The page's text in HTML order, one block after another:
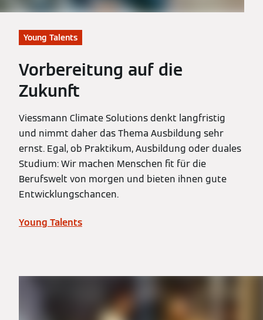
Young Talents
Vorbereitung auf die
Zukunft
Viessmann Climate Solutions denkt langfristig
und nimmt daher das Thema Ausbildung sehr
ernst. Egal, ob Praktikum, Ausbildung oder duales
Studium: Wir machen Menschen fit für die
Berufswelt von morgen und bieten ihnen gute
Entwicklungschancen.
Young Talents